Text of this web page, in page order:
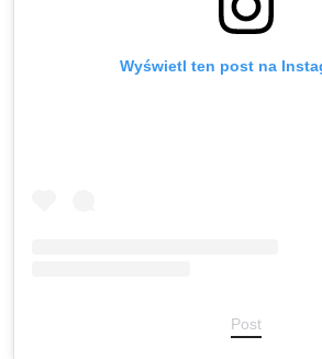
Wyświetl ten post na
Post